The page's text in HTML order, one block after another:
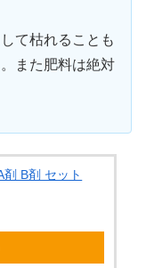
て枯れることも
また肥料は絶対
B剤 セット